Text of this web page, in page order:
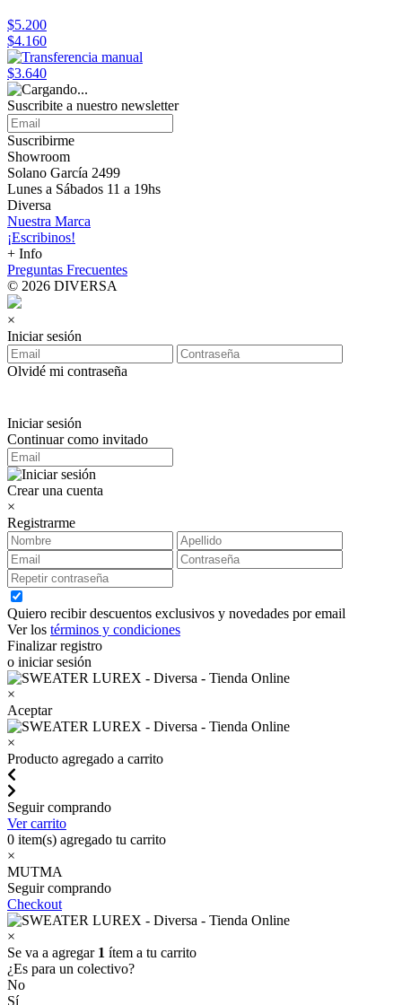
$5.200
$4.160
$3.640
Suscribite a nuestro newsletter
Suscribirme
Showroom
Solano García 2499
Lunes a Sábados 11 a 19hs
Diversa
Nuestra Marca
¡Escribinos!
+ Info
Preguntas Frecuentes
© 2026 DIVERSA
×
Iniciar sesión
Olvidé mi contraseña
Iniciar sesión
Continuar como invitado
Crear una cuenta
×
Registrarme
Quiero recibir descuentos exclusivos y novedades por email
Ver los términos y condiciones
Finalizar registro
o iniciar sesión
×
Aceptar
×
Producto agregado a carrito
Seguir comprando
Ver carrito
0 item(s) agregado tu carrito
×
MUTMA
Seguir comprando
Checkout
×
Se va a agregar 1 ítem a tu carrito
¿Es para un colectivo?
No
Sí